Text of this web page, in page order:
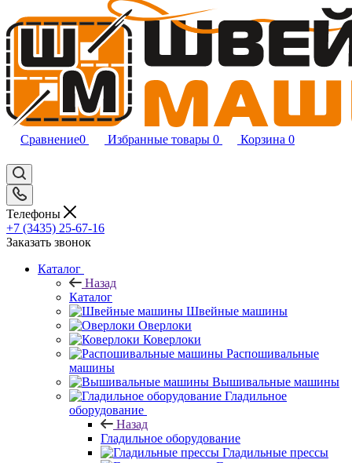
Сравнение0 Избранные товары 0 Корзина 0
Телефоны
+7 (3435) 25-67-16
Заказать звонок
Каталог
Назад
Каталог
Швейные машины
Оверлоки
Коверлоки
Распошивальные
машины
Вышивальные машины
Гладильное
оборудование
Назад
Гладильное оборудование
Гладильные прессы